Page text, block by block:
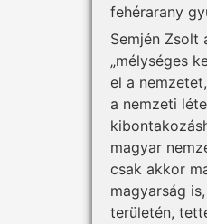
fehérarany
Semjén Zsolt
„mélységes
el a
a nemzeti
magyar
csak akkor
magyarság
területén,